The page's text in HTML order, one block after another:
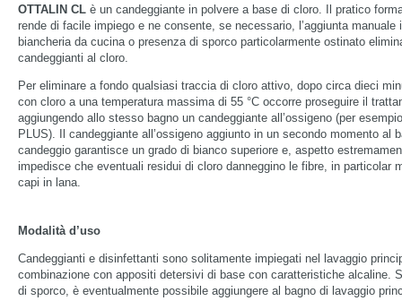
OTTALIN CL è un candeggiante in polvere a base di cloro. Il pratico
rende di facile impiego e ne consente, se necessario, l’aggiunta manuale
biancheria da cucina o presenza di sporco particolarmente ostinato
candeggianti al cloro.
Per eliminare a fondo qualsiasi traccia di cloro attivo, dopo circa dieci
con cloro a una temperatura massima di 55 °C occorre proseguire il
aggiungendo allo stesso bagno un candeggiante all’ossigeno (per
PLUS). Il candeggiante all’ossigeno aggiunto in un secondo momento al
candeggio garantisce un grado di bianco superiore e, aspetto
impedisce che eventuali residui di cloro danneggino le fibre, in particolar
capi in lana.
Modalità d’uso
Candeggianti e disinfettanti sono solitamente impiegati nel lavaggio
combinazione con appositi detersivi di base con caratteristiche alcaline.
di sporco, è eventualmente possibile aggiungere al bagno di lavaggio